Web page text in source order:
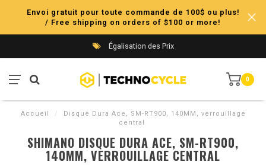
Envoi gratuit pour toute commande de 100$ ou plus!
/ Free shipping on orders of $100 or more!
Égalisation des Prix
0
Accueil /
Disque Dura Ace, SM-RT900, 140MM, verrouillage
central
SHIMANO DISQUE DURA ACE, SM-RT900,
140MM, VERROUILLAGE CENTRAL